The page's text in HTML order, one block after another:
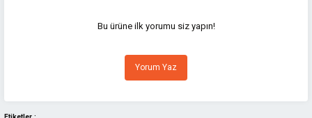
Görüş ve önerileriniz için teşekkür ederiz.
Ürün resmi kalitesiz, bozuk veya görüntülenemiyor.
Ürün açıklamasında eksik bilgiler bulunuyor.
Bu ürüne ilk yorumu siz yapın!
Yorum Yaz